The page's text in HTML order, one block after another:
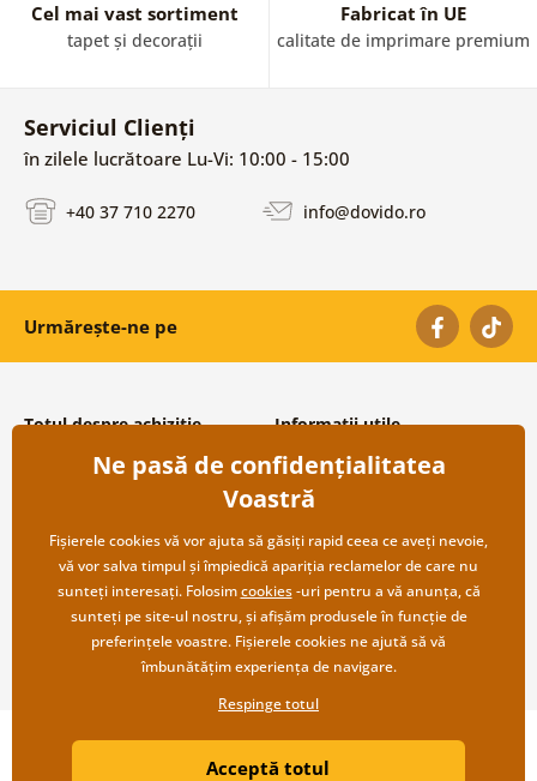
Cel mai vast sortiment
tapet și decorații
Fabricat în UE
calitate de imprimare premium
Serviciul Clienți
în zilele lucrătoare Lu-Vi: 10:00 - 15:00
+40 37 710 2270 info@dovido.ro
Urmărește-ne pe
Totul despre achiziție
Condiții și termeni generali
Protecția datelor personale
Transport și modalități de plată
Returnare
Informații utile
Despre noi
Întrebări frecvente
Contacte
Cooperare angro
Copyright ©2019 © Dovido.ro.
Litvanyi.sk| Magazinul online a fost creat de
Ne pasă de confidențialitatea
Voastră
Fișierele cookies vă vor ajuta să găsiți rapid ceea ce aveți nevoie,
vă vor salva timpul și împiedică apariția reclamelor de care nu
sunteți interesați. Folosimcookies-uri pentru a vă anunța, că
sunteți pe site-ul nostru, și afișăm produsele în funcție de
preferințele voastre. Fișierele cookies ne ajută să vă
îmbunătățim experiența de navigare.
Respinge totul
Acceptă totul